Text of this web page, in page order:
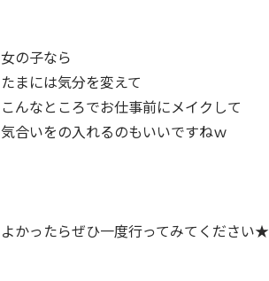
女の子なら
たまには気分を変えて
こんなところでお仕事前にメイクして
気合いをの入れるのもいいですねｗ
よかったらぜひ一度行ってみてください★